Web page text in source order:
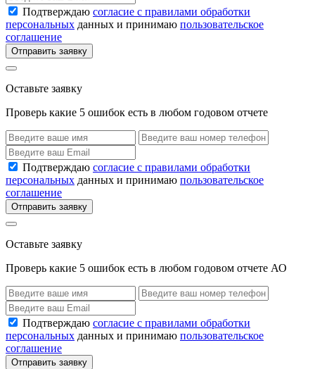
Подтверждаю согласие с правилами обработки
персональных данных и принимаю пользовательское
соглашение
Отправить заявку
Оставьте заявку
Проверь какие 5 ошибок есть в любом годовом отчете
Подтверждаю согласие с правилами обработки
персональных данных и принимаю пользовательское
соглашение
Отправить заявку
Оставьте заявку
Проверь какие 5 ошибок есть в любом годовом отчете АО
Подтверждаю согласие с правилами обработки
персональных данных и принимаю пользовательское
соглашение
Отправить заявку